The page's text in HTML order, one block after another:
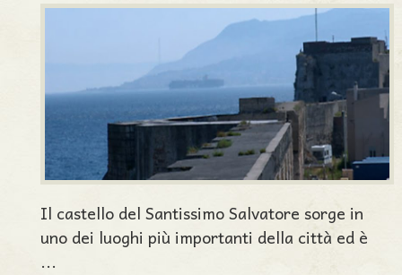
Il castello del Santissimo Salvatore sorge in
uno dei luoghi più importanti della città ed è
...